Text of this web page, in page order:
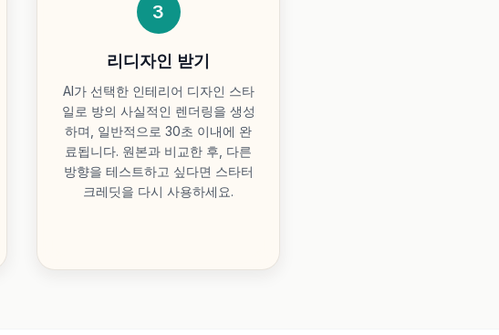
3
리디자인 받기
AI가 선택한 인테리어 디자인 스타
일로 방의 사실적인 렌더링을 생성
하며, 일반적으로 30초 이내에 완
료됩니다. 원본과 비교한 후, 다른
방향을 테스트하고 싶다면 스타터
크레딧을 다시 사용하세요.